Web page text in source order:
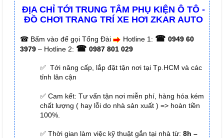
ĐỊA CHỈ TỚI TRUNG TÂM PHỤ KIỆN Ô TÔ -
ĐỒ CHƠI TRANG TRÍ XE HƠI ZKAR AUTO
☎ Bấm vào để gọi Tổng Đài Hotline 1: ☎ 0949 60
3979 – Hotline 2: ☎ 0987 801 029
✅ Tới nâng cấp, lắp đặt tận nơi tại Tp.HCM và các
tỉnh lân cận
✅ Cam kết: Tư vấn tận nơi miễn phí, hàng hóa kém
chất lượng ( hay lỗi do nhà sản xuất ) => hoàn tiền
100%.
✅ Thời gian làm việc kỹ thuật gắn tại nhà từ: 8h –